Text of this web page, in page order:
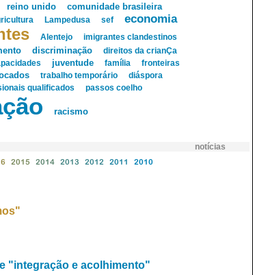
reino unido
comunidade brasileira
Lampedusa sef economia
Alentejo
imigrantes clandestinos
discriminação
direitos da crianÇa
juventude família
fronteiras
trabalho temporário diáspora
qualificados passos coelho
racismo
notícias
2015 2014 2013 2012 2011 2010
"integração e acolhimento"